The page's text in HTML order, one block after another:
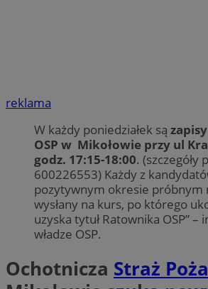
reklama
W każdy poniedziałek są
OSP w Mikołowie przy ul
godz. 17:15-18:00. (szczegóły
600226553) Każdy z
pozytywnym okresie próbnym
wysłany na kurs, po którego
uzyska tytuł Ratownika OSP” –
władze OSP.
Ochotnicza Straż